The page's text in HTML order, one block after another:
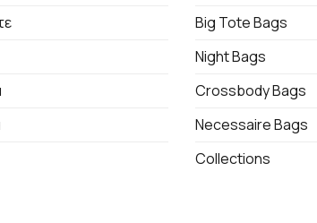
Big Tote Bags
Night Bags
Crossbody Bags
Necessaire Bags
Collections